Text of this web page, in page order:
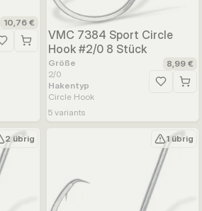
10,76 €
Zur Wunschliste hinzufügen
VMC 7384 Sport Circle
Hook #2/0 8 Stück
Größe
2/0
Hakentyp
Circle Hook
8,99 €
Zur
5 variants
2 übrig 1 übrig